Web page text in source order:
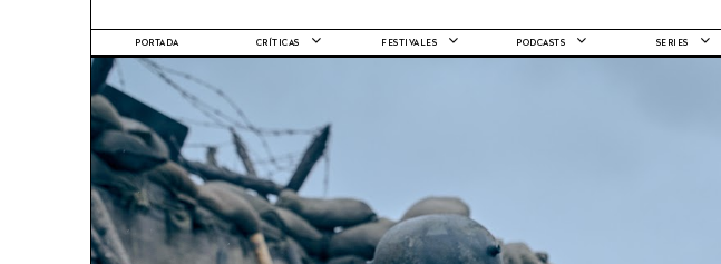
PORTADA CRÍTICAS FESTIVALES PODCASTS SERIES